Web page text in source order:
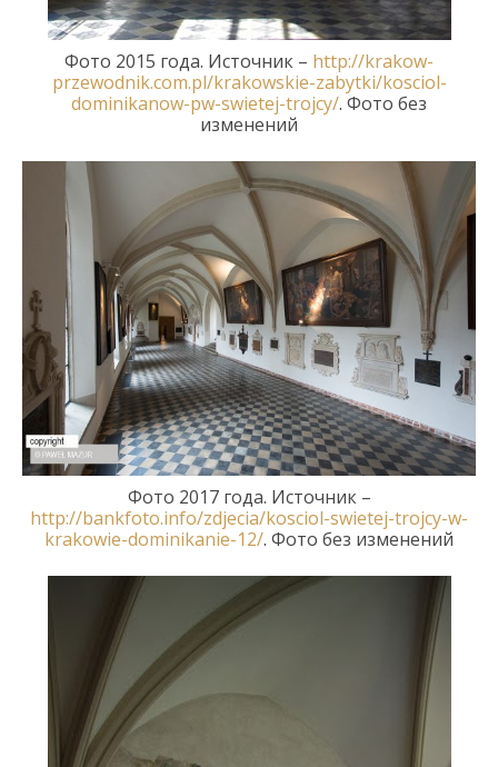
Фото 2015 года. Источник – http://krakow-
przewodnik.com.pl/krakowskie-zabytki/kosciol-
dominikanow-pw-swietej-trojcy/. Фото без
изменений
Фото 2017 года. Источник –
http://bankfoto.info/zdjecia/kosciol-swietej-trojcy-w-
krakowie-dominikanie-12/. Фото без изменений